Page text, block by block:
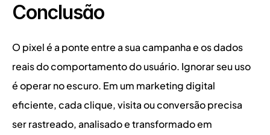
Conclusão
O pixel é a ponte entre a sua campanha e os dados
reais do comportamento do usuário. Ignorar seu uso
é operar no escuro. Em um marketing digital
eficiente, cada clique, visita ou conversão precisa
ser rastreado, analisado e transformado em